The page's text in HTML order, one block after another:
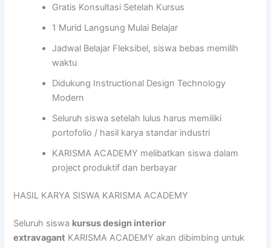
Gratis Konsultasi Setelah Kursus
1 Murid Langsung Mulai Belajar
Jadwal Belajar Fleksibel, siswa bebas memilih
waktu
Didukung Instructional Design Technology
Modern
Seluruh siswa setelah lulus harus memiliki
portofolio / hasil karya standar industri
KARISMA ACADEMY melibatkan siswa dalam
project produktif dan berbayar
HASIL KARYA SISWA KARISMA ACADEMY
Seluruh siswa kursus design interior
extravagant KARISMA ACADEMY akan dibimbing untuk